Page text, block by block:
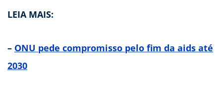
LEIA MAIS:
– ONU pede compromisso pelo fim da aids até
2030